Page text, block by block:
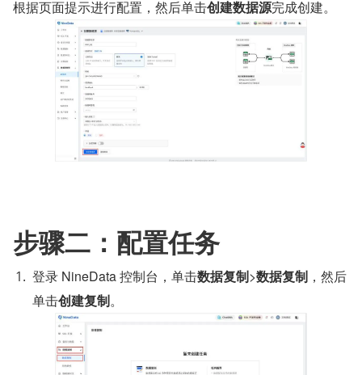
根据页面提示进行配置，然后单击创建数据源完成创建。
步骤二：配置任务
登录 NineData 控制台，单击数据复制>数据复制 ，然后
单击创建复制。